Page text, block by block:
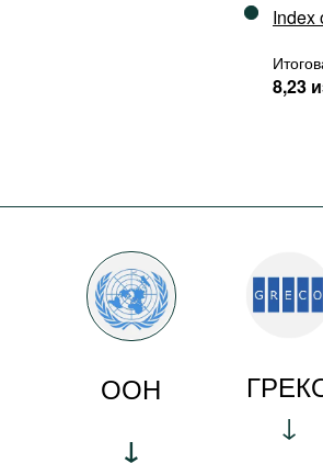
Index
8,23
ООН